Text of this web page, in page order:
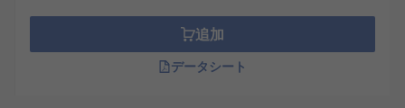
追加
データシート